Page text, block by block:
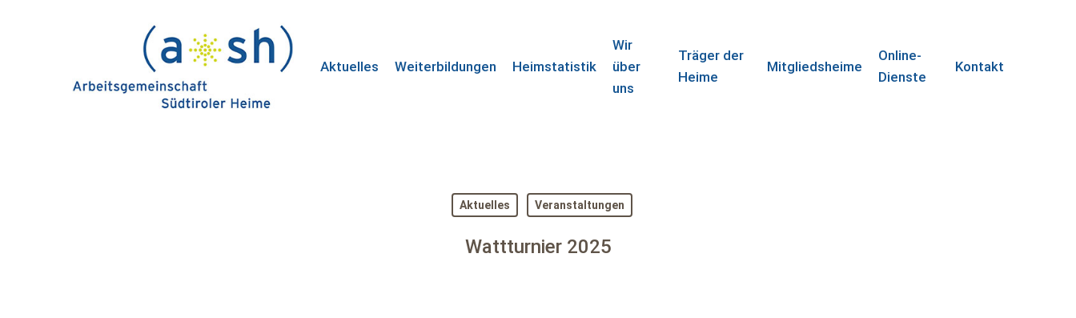
Aktuelles Weiterbildungen Heimstatistik
Wir
über
uns
Träger der
Heime
Mitgliedsheime
Online-
Dienste
Kontakt
Aktuelles Veranstaltungen
Wattturnier 2025